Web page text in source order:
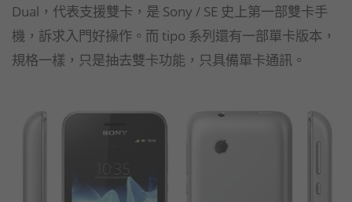
Dual，代表支援雙卡，是 Sony / SE 史上第一部雙卡手
機，訴求入門好操作。而 tipo 系列還有一部單卡版本，
規格一樣，只是抽去雙卡功能，只具備單卡通訊。